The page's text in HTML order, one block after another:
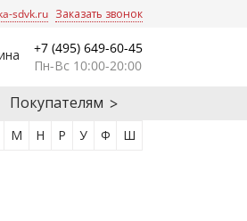
sdvk.ru Заказать звонок
+7 (495) 649-60-45
Пн-Вс 10:00-20:00
Покупателям
М Н Р У Ф Ш